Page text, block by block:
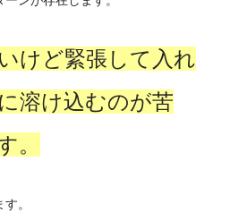
けど緊張して入れ
溶け込むのが苦
。
。